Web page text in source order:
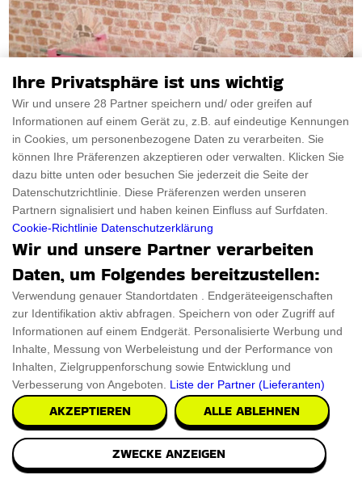
Cadillac Auto Wandregal Rosa
Das Cadillac Auto Wandregal Rosa setzt einen tollen
Akzent in Ihrer Küche. Entworfen aus einer Misc
PRÜFEN SIE ES AUS €191.98
Ihre Privatsphäre ist uns wichtig
Wir und unsere 28 Partner speichern und/ oder greifen auf
Informationen auf einem Gerät zu, z.B. auf eindeutige Kennungen
in Cookies, um personenbezogene Daten zu verarbeiten. Sie
können Ihre Präferenzen akzeptieren oder verwalten. Klicken Sie
dazu bitte unten oder besuchen Sie jederzeit die Seite der
Datenschutzrichtlinie. Diese Präferenzen werden unseren
Partnern signalisiert und haben keinen Einfluss auf Surfdaten.
Cookie-Richtlinie Datenschutzerklärung
Wir und unsere Partner verarbeiten
Daten, um Folgendes bereitzustellen:
Verwendung genauer Standortdaten . Endgeräteeigenschaften
zur Identifikation aktiv abfragen. Speichern von oder Zugriff auf
Informationen auf einem Endgerät. Personalisierte Werbung und
Inhalte, Messung von Werbeleistung und der Performance von
Inhalten, Zielgruppenforschung sowie Entwicklung und
Verbesserung von Angeboten. Liste der Partner (Lieferanten)
AKZEPTIEREN ALLE ABLEHNEN
ZWECKE ANZEIGEN